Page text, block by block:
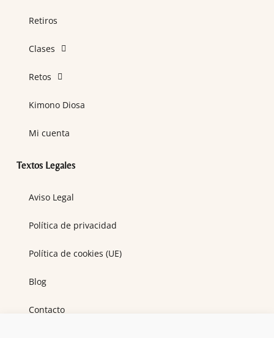
Retiros
Clases
Retos
Kimono Diosa
Mi cuenta
Textos Legales
Aviso Legal
Política de privacidad
Política de cookies (UE)
Blog
Contacto